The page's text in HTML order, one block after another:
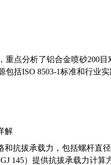
点分析了铝合金喷砂200目
括ISO 8503-1标准和行业
解
和抗拔承载力，包括螺杆直
145）提供抗拔承载力计